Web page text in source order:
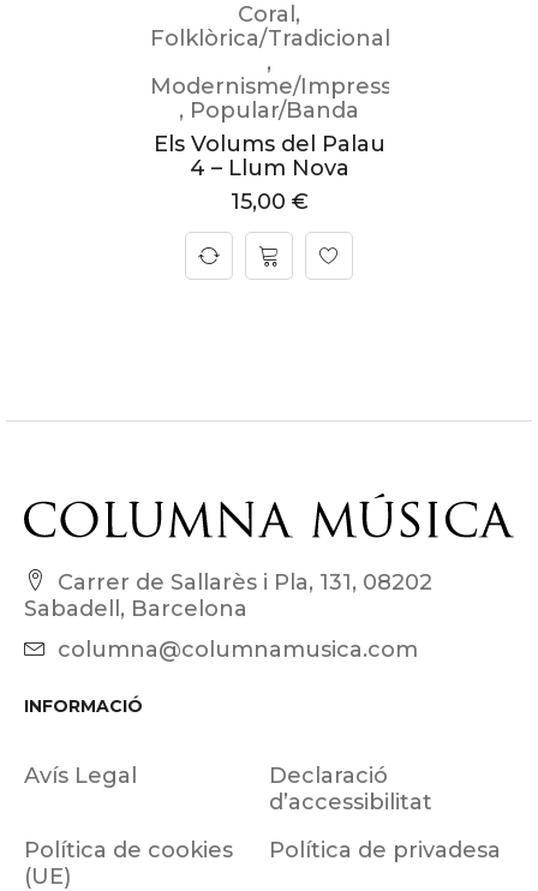
Coral ,
Folklòrica/Tradicional
,
Modernisme/Impressionisme
, Popular/Banda
Els Volums del Palau
4 – Llum Nova
15,00 €
Carrer de Sallarès i Pla, 131, 08202
Sabadell, Barcelona
columna@columnamusica.com
INFORMACIÓ
Avís Legal
Declaració
d’accessibilitat
Política de cookies
(UE)
Política de privadesa